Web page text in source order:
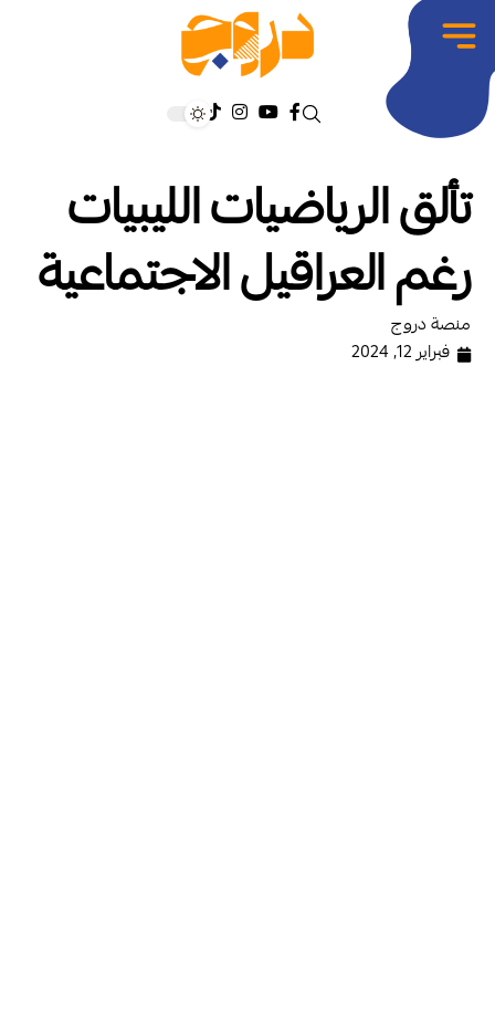
تألق الرياضيات الليبيات
رغم العراقيل الاجتماعية
منصة دروج
فبراير 12, 2024